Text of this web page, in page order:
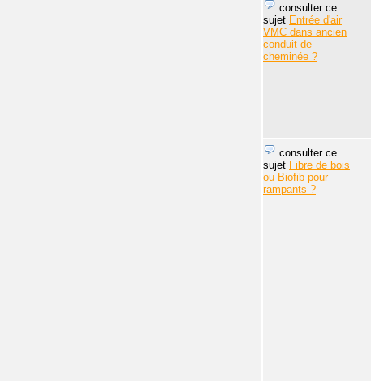
consulter ce
sujet Entrée d'air
VMC dans ancien
conduit de
cheminée ?
consulter ce
sujet Fibre de bois
ou Biofib pour
rampants ?